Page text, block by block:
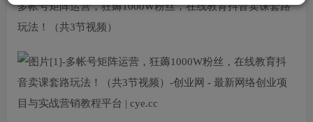
多帐号矩阵运营，狂薅1000W粉丝，在线教育抖音卖课套路
玩法！（共3节视频）